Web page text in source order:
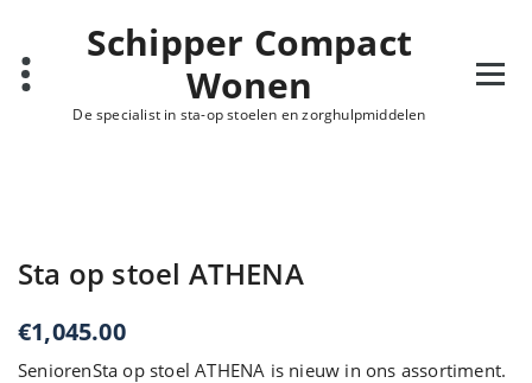
inhoud
Schipper Compact
Wonen
De specialist in sta-op stoelen en zorghulpmiddelen
Sta op stoel ATHENA
€1,045.00
SeniorenSta op stoel ATHENA is nieuw in ons assortiment.